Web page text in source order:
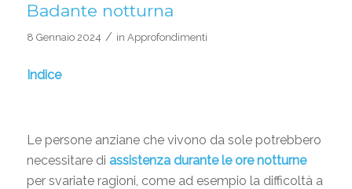
Badante notturna
8 Gennaio 2024 / in Approfondimenti
Indice
Le persone anziane che vivono da sole potrebbero
necessitare di assistenza durante le ore notturne
per svariate ragioni, come ad esempio la difficoltà a